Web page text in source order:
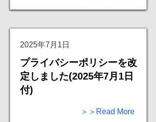
2025年7月1日
プライバシーポリシーを改
定しました(2025年7月1日
付)
＞＞Read More